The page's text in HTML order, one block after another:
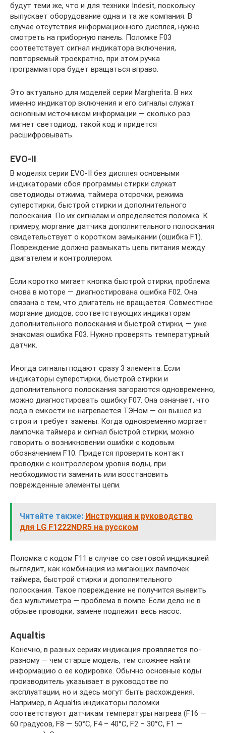
будут теми же, что и для техники Indesit, поскольку
выпускает оборудование одна и та же компания. В
случае отсутствия информационного дисплея, нужно
смотреть на приборную панель. Поломке F03
соответствует сигнал индикатора включения,
повторяемый троекратно, при этом ручка
программатора будет вращаться вправо.
Это актуально для моделей серии Margherita. В них
именно индикатор включения и его сигналы служат
основным источником информации — сколько раз
мигнет светодиод, такой код и придется
расшифровывать.
EVO-II
В моделях серии EVO-II без дисплея основными
индикаторами сбоя программы стирки служат
светодиоды отжима, таймера отсрочки, режима
суперстирки, быстрой стирки и дополнительного
полоскания. По их сигналам и определяется поломка. К
примеру, моргание датчика дополнительного полоскания
свидетельствует о коротком замыкании (ошибка F1).
Повреждение должно размыкать цепь питания между
двигателем и контроллером.
Если коротко мигает кнопка быстрой стирки, проблема
снова в моторе — диагностирована ошибка F02. Она
связана с тем, что двигатель не вращается. Совместное
моргание диодов, соответствующих индикаторам
дополнительного полоскания и быстрой стирки, — уже
знакомая ошибка F03. Нужно проверять температурный
датчик.
Иногда сигналы подают сразу 3 элемента. Если
индикаторы суперстирки, быстрой стирки и
дополнительного полоскания загораются одновременно,
можно диагностировать ошибку F07. Она означает, что
вода в емкости не нагревается ТЭНом — он вышел из
строя и требует замены. Когда одновременно моргает
лампочка таймера и сигнал быстрой стирки, можно
говорить о возникновении ошибки с кодовым
обозначением F10. Придется проверить контакт
проводки с контроллером уровня воды, при
необходимости заменить или восстановить
поврежденные элементы цепи.
Читайте также: Инструкция и руководство
для LG F1222NDR5 на русском
Поломка с кодом F11 в случае со световой индикацией
выглядит, как комбинация из мигающих лампочек
таймера, быстрой стирки и дополнительного
полоскания. Такое повреждение не получится выявить
без мультиметра — проблема в помпе. Если дело не в
обрыве проводки, замене подлежит весь насос.
Aqualtis
Конечно, в разных сериях индикация проявляется по-
разному — чем старше модель, тем сложнее найти
информацию о ее кодировке. Обычно основные коды
производитель указывает в руководстве по
эксплуатации, но и здесь могут быть расхождения.
Например, в Aqualtis индикаторы поломки
соответствуют датчикам температуры нагрева (F16 —
60 градусов, F8 — 50°С, F4 – 40°С, F2 – 30°С, F1 —